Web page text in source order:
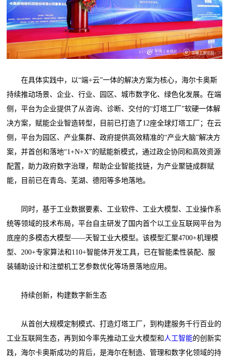
在具体实践中，以“端+云”一体的解决方案为核心，海尔卡奥斯
持续推动场景、企业、行业、园区、城市数字化、绿色化发展。在端
侧，平台为企业提供了从咨询、诊断、交付的“灯塔工厂”软硬一体解
决方案，赋能企业智造转型，目前已打造了12座全球灯塔工厂；在云
侧，平台为园区、产业集群、政府提供高效精准的“产业大脑”解决方
案，并首创和落地“1+N+X”的赋能新模式，通过政企协同和高效资源
配置，助力政府数字治理，帮助企业智能找链，为产业聚链成群赋
能，目前已在青岛、芜湖、德阳等多地落地。
同时，基于工业数据要素、工业软件、工业大模型、工业操作系
统等领域的技术布局，平台自主研发了国内首个以工业互联网平台为
底座的多模态大模型——天智工业大模型。该模型汇聚4700+机理模
型、200+专家算法和110+智能体开发工具，已在智能柔性装配、服
装辅助设计和注塑机工艺参数优化等场景落地应用。
持续创新，构建数字新生态
从首创大规模定制模式、打造灯塔工厂，到构建服务千行百业的
工业互联网生态，再到如今率先推动工业大模型和 人工智能的创新实
践，海尔卡奥斯成功的背后，是海尔在制造、管理和数字化领域的持